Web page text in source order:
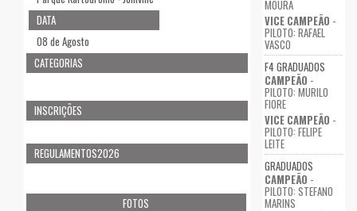
DATA
08 de Agosto
CATEGORIAS
INSCRIÇÕES
REGULAMENTOS2026
FOTOS
MOURA
VICE CAMPEÃO -
PILOTO: RAFAEL
VASCO
F4 GRADUADOS
CAMPEÃO -
PILOTO: MURILO
FIORE
VICE CAMPEÃO -
PILOTO: FELIPE
LEITE
GRADUADOS
CAMPEÃO -
PILOTO: STEFANO
MARINS